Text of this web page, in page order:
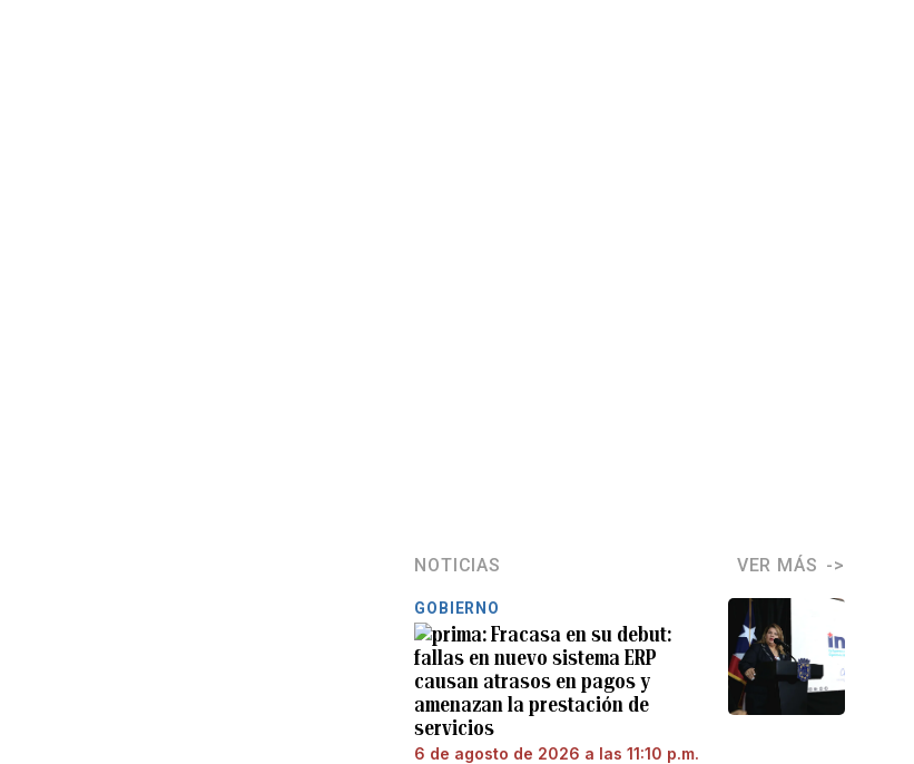
NOTICIAS VER MÁS
GOBIERNO
Fracasa en su debut:
fallas en nuevo sistema ERP
causan atrasos en pagos y
amenazan la prestación de
servicios
6 de agosto de 2026 a las 11:10 p.m.